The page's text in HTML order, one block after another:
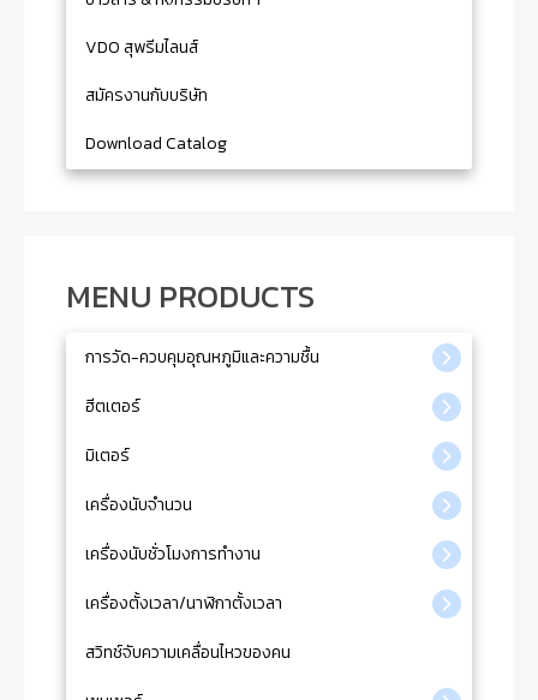
VDO สุพรีมไลนส์
สมัครงานกับบริษัท
Download Catalog
MENU PRODUCTS
การวัด-ควบคุมอุณหภูมิและความชื้น
ฮีตเตอร์
มิเตอร์
เครื่องนับจำนวน
เครื่องนับชั่วโมงการทำงาน
เครื่องตั้งเวลา/นาฬิกาตั้งเวลา
สวิทช์จับความเคลื่อนไหวของคน